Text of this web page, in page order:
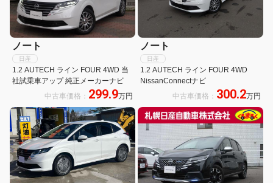
ノート
日産
1.2 AUTECH ライン FOUR 4WD 当
社試乗車アップ 純正メーカーナビ
中古車価格： 299.9万円
ノート
日産
1.2 AUTECH ライン FOUR 4WD
NissanConnectナビ
中古車価格： 300.2万円